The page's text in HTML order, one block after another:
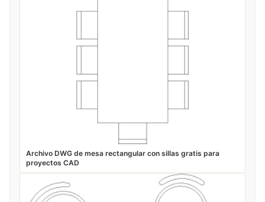
Archivo DWG de mesa rectangular con sillas gratis para
proyectos CAD